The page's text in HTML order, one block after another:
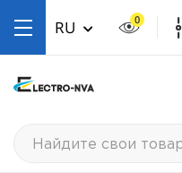
RU 0